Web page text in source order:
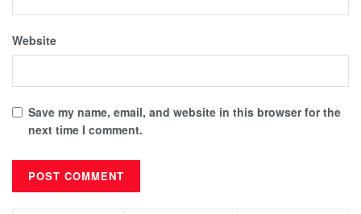
Website
Save my name, email, and website in this browser for the
next time I comment.